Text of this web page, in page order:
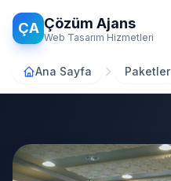
Ana içeriğe atla
ÇA Çözüm Ajans
Web Tasarım Hizmetleri
Ana Sayfa Paketler